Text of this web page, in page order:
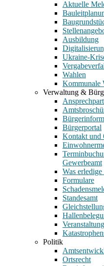
Aktuelle
Ausbildung
Ukraine-
Wahlen
Kommunale
Verwaltung &
Bürgerportal
Kontakt und
Gewerbeamt
Was
Formulare
Standesamt
Politik
Ortsrecht